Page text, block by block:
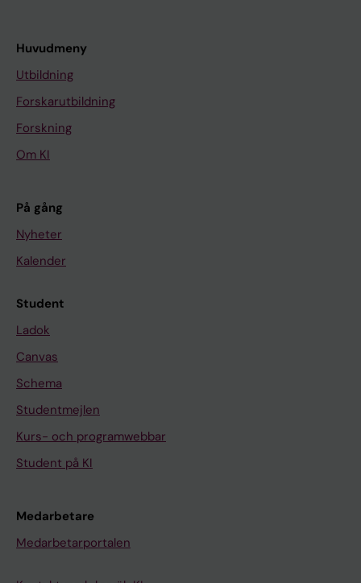
Huvudmeny
Utbildning
Forskarutbildning
Forskning
Om KI
På gång
Nyheter
Kalender
Student
Ladok
Canvas
Schema
Studentmejlen
Kurs- och programwebbar
Student på KI
Medarbetare
Medarbetarportalen